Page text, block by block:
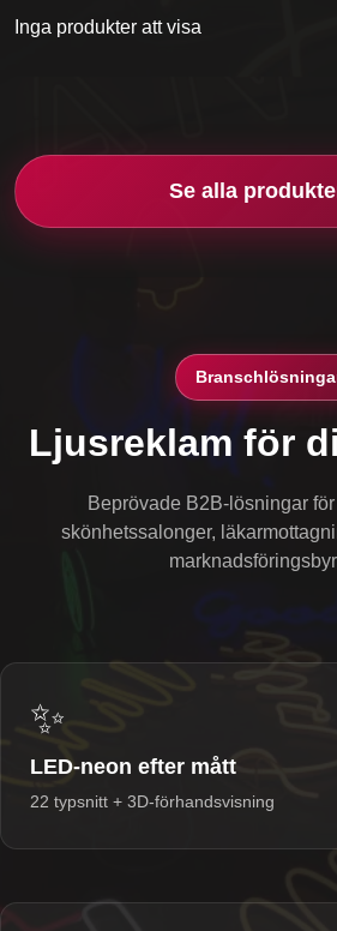
Inga produkter att visa
Se alla
Ljusreklam för
Beprövade B2B-lösningar
skönhetssalonger,
✨
LED-neon efter mått
22 typsnitt + 3D-förhandsvisning